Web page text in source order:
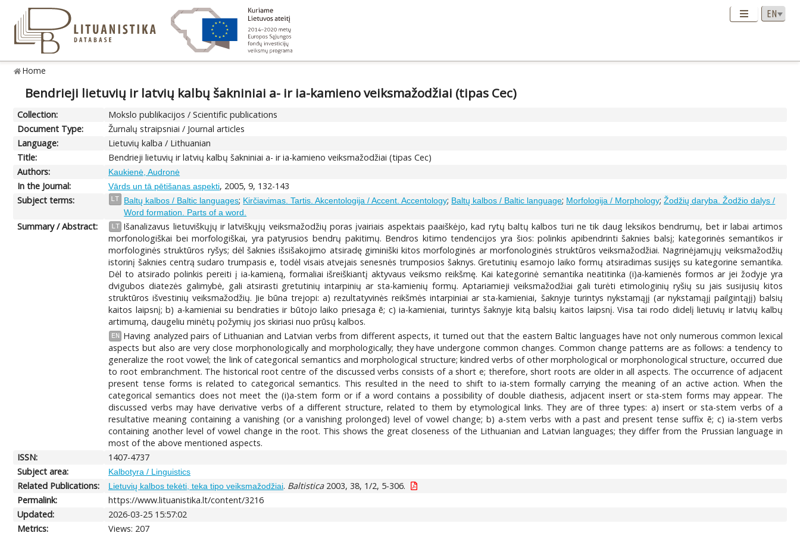
Home
Bendrieji lietuvių ir latvių kalbų šakniniai a- ir ia-kamieno veiksmažodžiai (tipas Cec)
Collection:
Mokslo publikacijos / Scientific publications
Document Type:
Žurnalų straipsniai / Journal articles
Language:
Lietuvių kalba / Lithuanian
Title:
Bendrieji lietuvių ir latvių kalbų šakniniai a- ir ia-kamieno veiksmažodžiai (tipas Cec)
Authors:
Kaukienė, Audronė
In the Journal: Vārds un tā pētišanas aspekti, 2005, 9, 132-143
Subject terms:
LT Baltų kalbos / Baltic languages; Kirčiavimas. Tartis. Akcentologija / Accent. Accentology; Baltų kalbos / Baltic language; Morfologija / Morphology;Žodžių daryba. Žodžio dalys /
Word formation. Parts of a word.
Summary / Abstract: LT Išanalizavus lietuviškųjų ir latviškųjų veiksmažodžių poras įvairiais aspektais paaiškėjo, kad rytų baltų kalbos turi ne tik daug leksikos bendrumų, bet ir labai artimos
morfonologiškai bei morfologiškai, yra patyrusios bendrų pakitimų. Bendros kitimo tendencijos yra šios: polinkis apibendrinti šaknies balsį; kategorinės semantikos ir
morfologinės struktūros ryšys; dėl šaknies išsišakojimo atsiradę giminiški kitos morfologinės ar morfonologinės struktūros veiksmažodžiai. Nagrinėjamųjų veiksmažodžių
istorinį šaknies centrą sudaro trumpasis e, todėl visais atvejais senesnės trumposios šaknys. Gretutinių esamojo laiko formų atsiradimas susijęs su kategorine semantika.
Dėl to atsirado polinkis pereiti į ia-kamieną, formaliai išreiškiantį aktyvaus veiksmo reikšmę. Kai kategorinė semantika neatitinka (i)a-kamienės formos ar jei žodyje yra
dvigubos diatezės galimybė, gali atsirasti gretutinių intarpinių ar sta-kamienių formų. Aptariamieji veiksmažodžiai gali turėti etimologinių ryšių su jais susijusių kitos
struktūros išvestinių veiksmažodžių. Jie būna trejopi: a) rezultatyvinės reikšmės intarpiniai ar sta-kamieniai, šaknyje turintys nykstamąjį (ar nykstamąjį pailgintąjį) balsių
kaitos laipsnį; b) a-kamieniai su bendraties ir būtojo laiko priesaga ē; c) ia-kamieniai, turintys šaknyje kitą balsių kaitos laipsnį. Visa tai rodo didelį lietuvių ir latvių kalbų
artimumą, daugeliu minėtų požymių jos skiriasi nuo prūsų kalbos.
EN
Having analyzed pairs of Lithuanian and Latvian verbs from different aspects, it turned out that the eastern Baltic languages have not only numerous common lexical
aspects but also are very close morphonologically and morphologically; they have undergone common changes. Common change patterns are as follows: a tendency to
generalize the root vowel; the link of categorical semantics and morphological structure; kindred verbs of other morphological or morphonological structure, occurred due
to root embranchment. The historical root centre of the discussed verbs consists of a short e; therefore, short roots are older in all aspects. The occurrence of adjacent
present tense forms is related to categorical semantics. This resulted in the need to shift to ia-stem formally carrying the meaning of an active action. When the
categorical semantics does not meet the (i)a-stem form or if a word contains a possibility of double diathesis, adjacent insert or sta-stem forms may appear. The
discussed verbs may have derivative verbs of a different structure, related to them by etymological links. They are of three types: a) insert or sta-stem verbs of a
resultative meaning containing a vanishing (or a vanishing prolonged) level of vowel change; b) a-stem verbs with a past and present tense suffix ē; c) ia-stem verbs
containing another level of vowel change in the root. This shows the great closeness of the Lithuanian and Latvian languages; they differ from the Prussian language in
most of the above mentioned aspects.
ISSN:
1407-4737
Subject area:
Kalbotyra / Linguistics
Related Publications: Lietuvių kalbos tekėti, teka tipo veiksmažodžiai. Baltistica2003, 38, 1/2, 5-306.
Permalink:
https://www.lituanistika.lt/content/3216
Updated:
2026-03-25 15:57:02
Metrics:
Views: 207